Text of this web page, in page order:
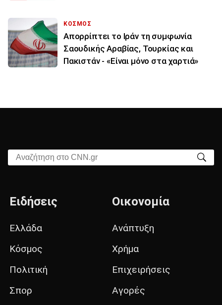
ΚΟΣΜΟΣ
Απορρίπτει το Ιράν τη συμφωνία
Σαουδικής Αραβίας, Τουρκίας και
Πακιστάν - «Είναι μόνο στα χαρτιά»
Αναζήτηση στο CNN.gr
Ειδήσεις
Ελλάδα
Κόσμος
Πολιτική
Σπορ
Οικονομία
Ανάπτυξη
Χρήμα
Επιχειρήσεις
Αγορές